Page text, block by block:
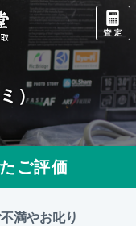
）
ご評価
満やお叱り